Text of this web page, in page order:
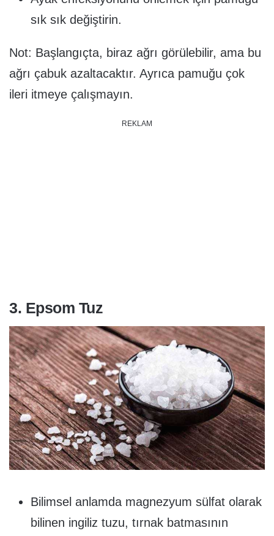
sık sık değiştirin.
Not: Başlangıçta, biraz ağrı görülebilir, ama bu
ağrı çabuk azaltacaktır. Ayrıca pamuğu çok
ileri itmeye çalışmayın.
REKLAM
3. Epsom Tuz
Bilimsel anlamda magnezyum sülfat olarak
bilinen ingiliz tuzu, tırnak batmasının